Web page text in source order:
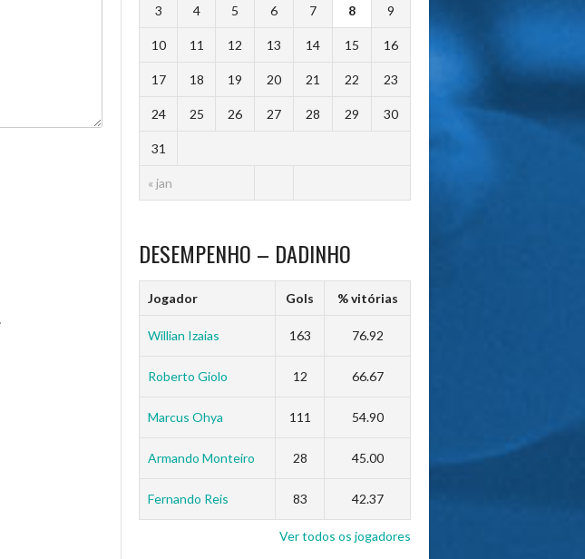
« jan
3 4 5 6 7 8 9
10 11 12 13 14 15 16
17 18 19 20 21 22 23
24 25 26 27 28 29 30
31
DESEMPENHO – DADINHO
Jogador Gols % vitórias
Willian Izaias 163 76.92
Roberto Giolo 12 66.67
Marcus Ohya 111 54.90
Armando Monteiro 28 45.00
Fernando Reis 83 42.37
Ver todos os jogadores